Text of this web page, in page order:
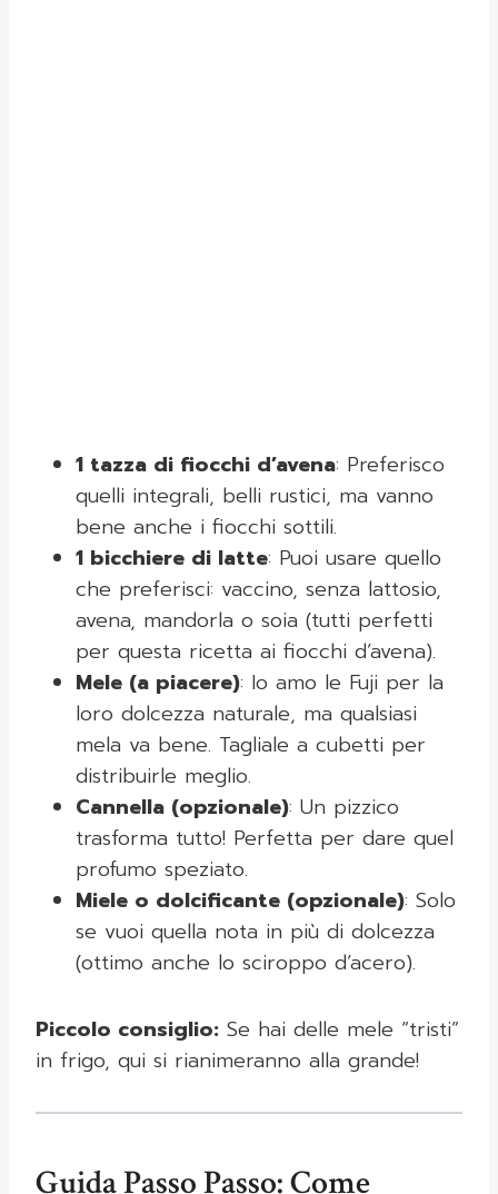
1 tazza di fiocchi d’avena: Preferisco
quelli integrali, belli rustici, ma vanno
bene anche i fiocchi sottili.
1 bicchiere di latte: Puoi usare quello
che preferisci: vaccino, senza lattosio,
avena, mandorla o soia (tutti perfetti
per questa ricetta ai fiocchi d’avena).
Mele (a piacere): Io amo le Fuji per la
loro dolcezza naturale, ma qualsiasi
mela va bene. Tagliale a cubetti per
distribuirle meglio.
Cannella (opzionale): Un pizzico
trasforma tutto! Perfetta per dare quel
profumo speziato.
Miele o dolcificante (opzionale): Solo
se vuoi quella nota in più di dolcezza
(ottimo anche lo sciroppo d’acero).
Piccolo consiglio: Se hai delle mele “tristi”
in frigo, qui si rianimeranno alla grande!
Guida Passo Passo: Come